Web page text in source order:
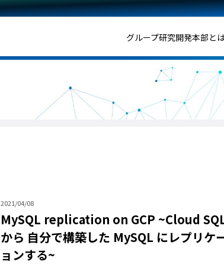
グループ研究開発本部と
2021/04/08
MySQL replication on GCP ~Cloud
から 自分で構築した MySQL にレプリケ
ョンする~